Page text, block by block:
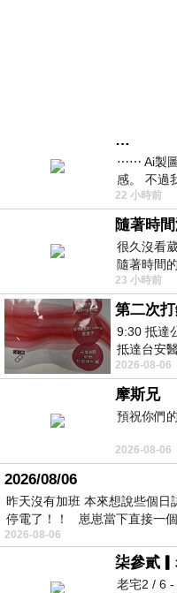
…
⋯⋯ Ai製圖
感。 不過
昨中
22 小時前
隨著時
很久沒看
隨著時間
接近的不
23 小時前
第二次
9:30 抵達
抵達台安
去的 B12
2026-08-06
摩斯兄
預祝你們
2026-08-06
2026/08/06
昨天沒有加班 本來想說些個日
停電了！！ 崽崽當下直接一
2026-08-06
柒參貳▎
老宅2 / 6 -